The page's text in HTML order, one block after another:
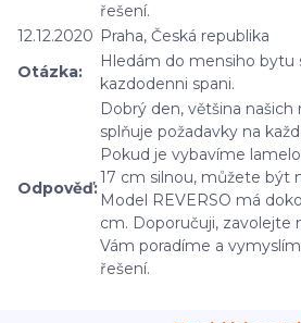
řešení.
12.12.2020 Praha, Česká republika
Otázka:
Hledám do mensiho bytu
kazdodenni spani.
Odpověď:
Dobrý den, většina
splňuje požadavky na
Pokud je vybavíme
17 cm silnou, můžete být
Model REVERSO má
cm. Doporučuji, zavolejte
Vám poradíme a
řešení.